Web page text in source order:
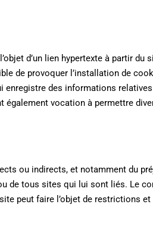
d’un lien hypertexte à partir du
de provoquer l’installation de
enregistre des informations
également vocation à permettre
ou indirects, et notamment du
de tous sites qui lui sont liés. Le
peut faire l’objet de restrictions et